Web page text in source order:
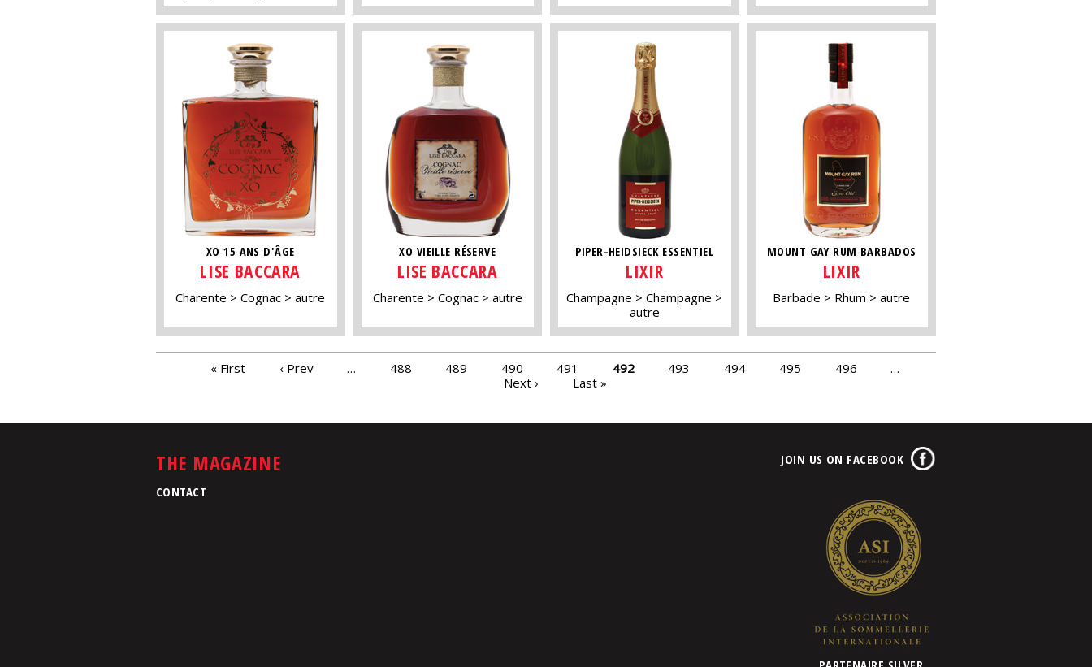
XO 15 ANS D'ÂGE
LISE BACCARA
Charente Cognac autre
XO VIEILLE RÉSERVE
LISE BACCARA
Charente Cognac autre
PIPER-HEIDSIECK ESSENTIEL
LIXIR
Champagne
Champagne
autre
MOUNT GAY RUM BARBADOS
LIXIR
Barbade Rhum autre
« First ‹ Prev … 488 489 490 491 492 493 494 495 496
…
Next ›
Last »
THE MAGAZINE
CONTACT
JOIN US ON FACEBOOK